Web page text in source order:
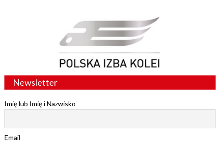
Newsletter
Imię lub Imię i Nazwisko
Email